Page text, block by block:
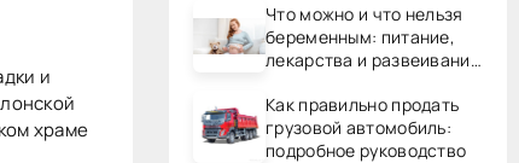
и
храме
Что можно и что нельзя
беременным: питание,
лекарства и развеивание
Как правильно продать
грузовой автомобиль:
подробное руководство